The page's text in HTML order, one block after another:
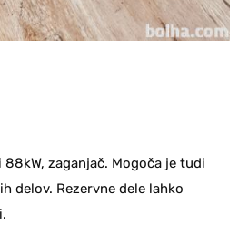
88kW, zaganjač. Mogoča je tudi
delov. Rezervne dele lahko